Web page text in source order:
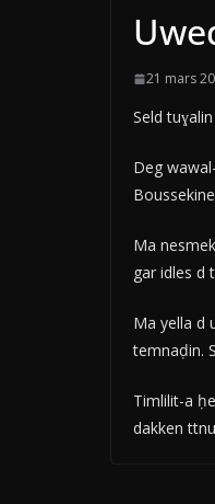
21 mars
Seld
Deg
Ma
gar idles d
Ma yella d
temnaḍin.
Timlilit-a
dakken